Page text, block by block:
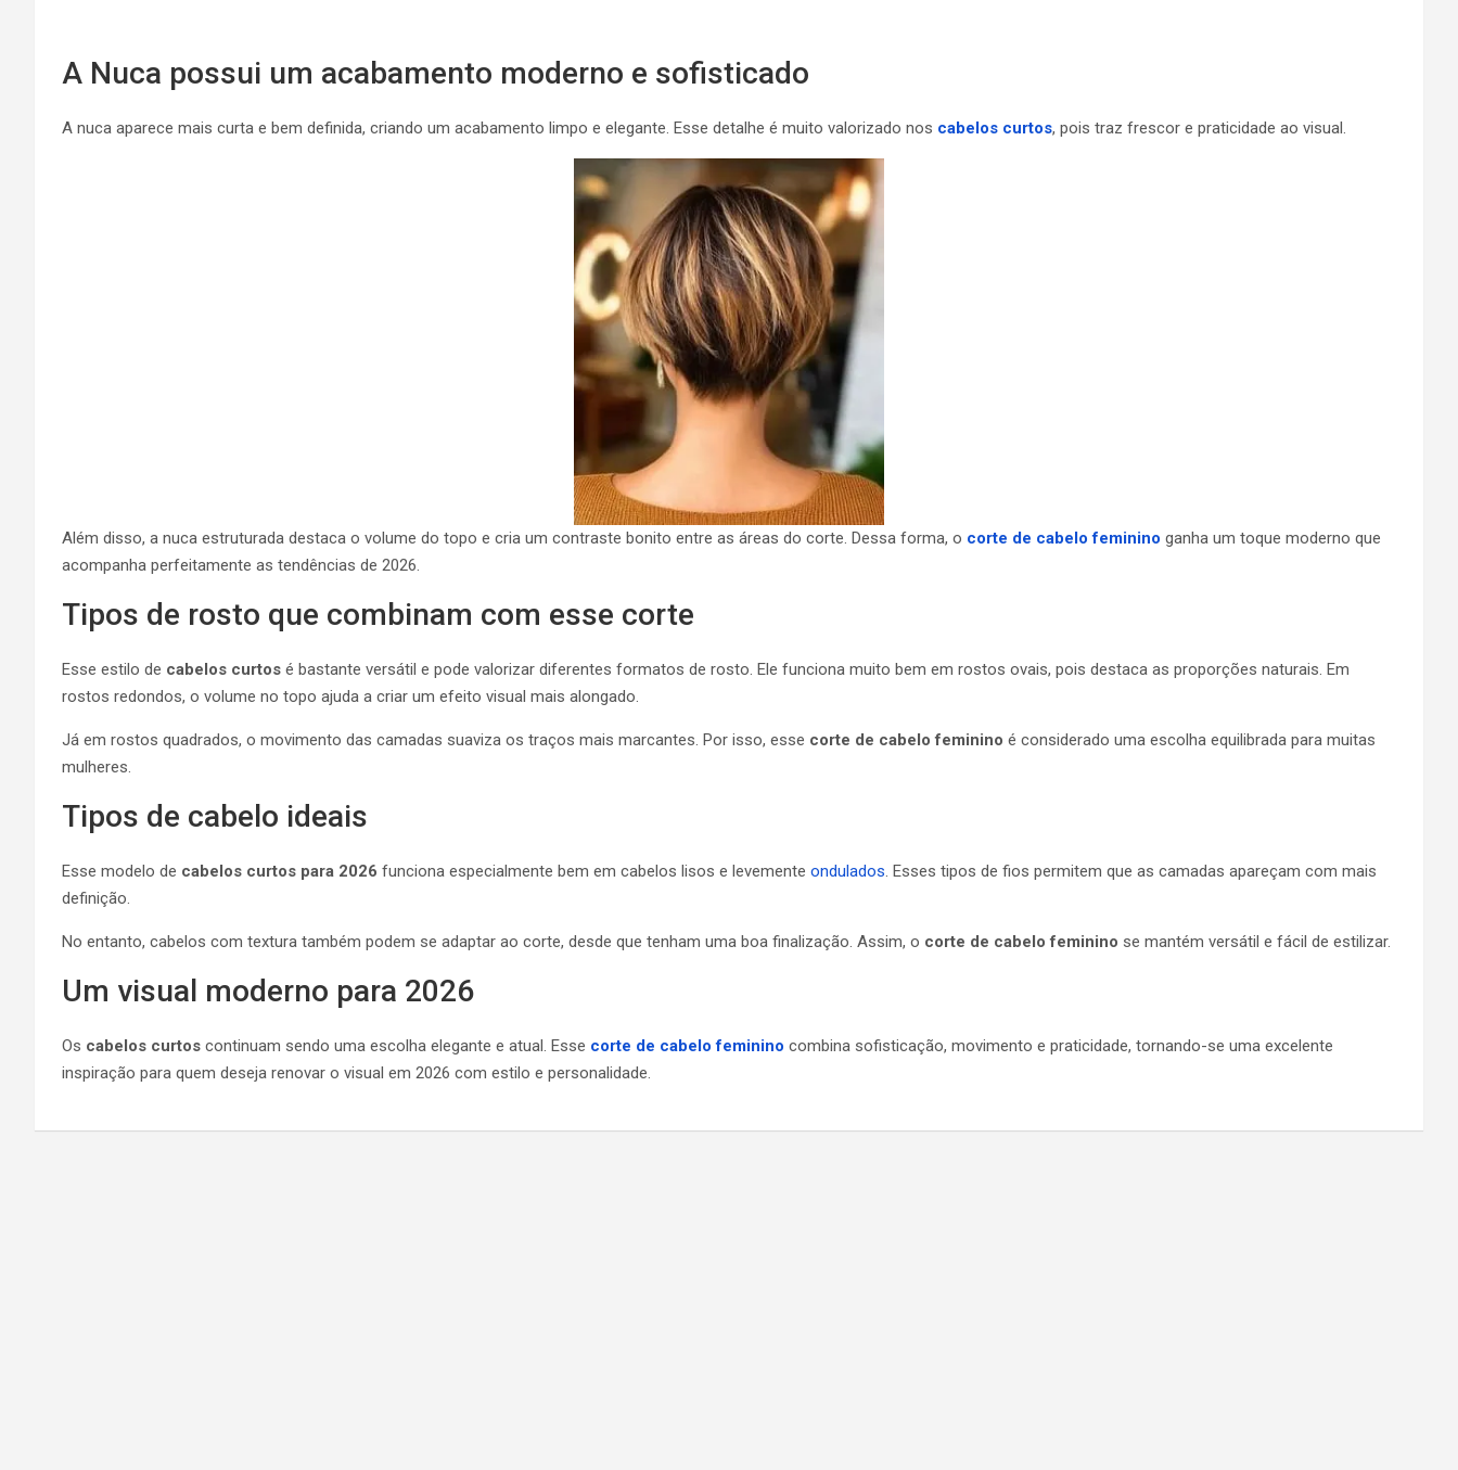
A Nuca possui um acabamento moderno e sofisticado
A nuca aparece mais curta e bem definida, criando um acabamento limpo e elegante. Esse detalhe é muito valorizado nos cabelos curtos, pois traz frescor e praticidade ao visual.
Além disso, a nuca estruturada destaca o volume do topo e cria um contraste bonito entre as áreas do corte. Dessa forma, o corte de cabelo feminino ganha um toque moderno que
acompanha perfeitamente as tendências de 2026.
Tipos de rosto que combinam com esse corte
Esse estilo de cabelos curtos é bastante versátil e pode valorizar diferentes formatos de rosto. Ele funciona muito bem em rostos ovais, pois destaca as proporções naturais. Em
rostos redondos, o volume no topo ajuda a criar um efeito visual mais alongado.
Já em rostos quadrados, o movimento das camadas suaviza os traços mais marcantes. Por isso, esse corte de cabelo feminino é considerado uma escolha equilibrada para muitas
mulheres.
Tipos de cabelo ideais
Esse modelo de cabelos curtos para 2026 funciona especialmente bem em cabelos lisos e levemente ondulados. Esses tipos de fios permitem que as camadas apareçam com mais
definição.
No entanto, cabelos com textura também podem se adaptar ao corte, desde que tenham uma boa finalização. Assim, o corte de cabelo feminino se mantém versátil e fácil de estilizar.
Um visual moderno para 2026
Os cabelos curtos continuam sendo uma escolha elegante e atual. Esse corte de cabelo feminino combina sofisticação, movimento e praticidade, tornando-se uma excelente
inspiração para quem deseja renovar o visual em 2026 com estilo e personalidade.